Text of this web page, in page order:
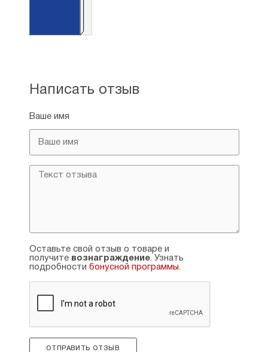
Написать отзыв
Ваше имя
Оставьте свой отзыв о товаре и
получите вознаграждение. Узнать
подробности бонусной программы.
ОТПРАВИТЬ ОТЗЫВ